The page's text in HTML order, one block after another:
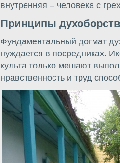
внутренняя – человека с
Принципы
Фундаментальный догмат
нуждается в посредниках.
культа только мешают
нравственность и труд